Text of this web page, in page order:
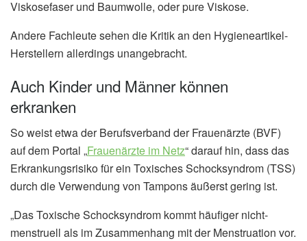
Viskosefaser und Baumwolle, oder pure Viskose.
Andere Fachleute sehen die Kritik an den Hygieneartikel-
Herstellern allerdings unangebracht.
Auch Kinder und Männer können
erkranken
So weist etwa der Berufsverband der Frauenärzte (BVF)
auf dem Portal „Frauenärzte im Netz“ darauf hin, dass das
Erkrankungsrisiko für ein Toxisches Schocksyndrom (TSS)
durch die Verwendung von Tampons äußerst gering ist.
„Das Toxische Schocksyndrom kommt häufiger nicht-
menstruell als im Zusammenhang mit der Menstruation vor.